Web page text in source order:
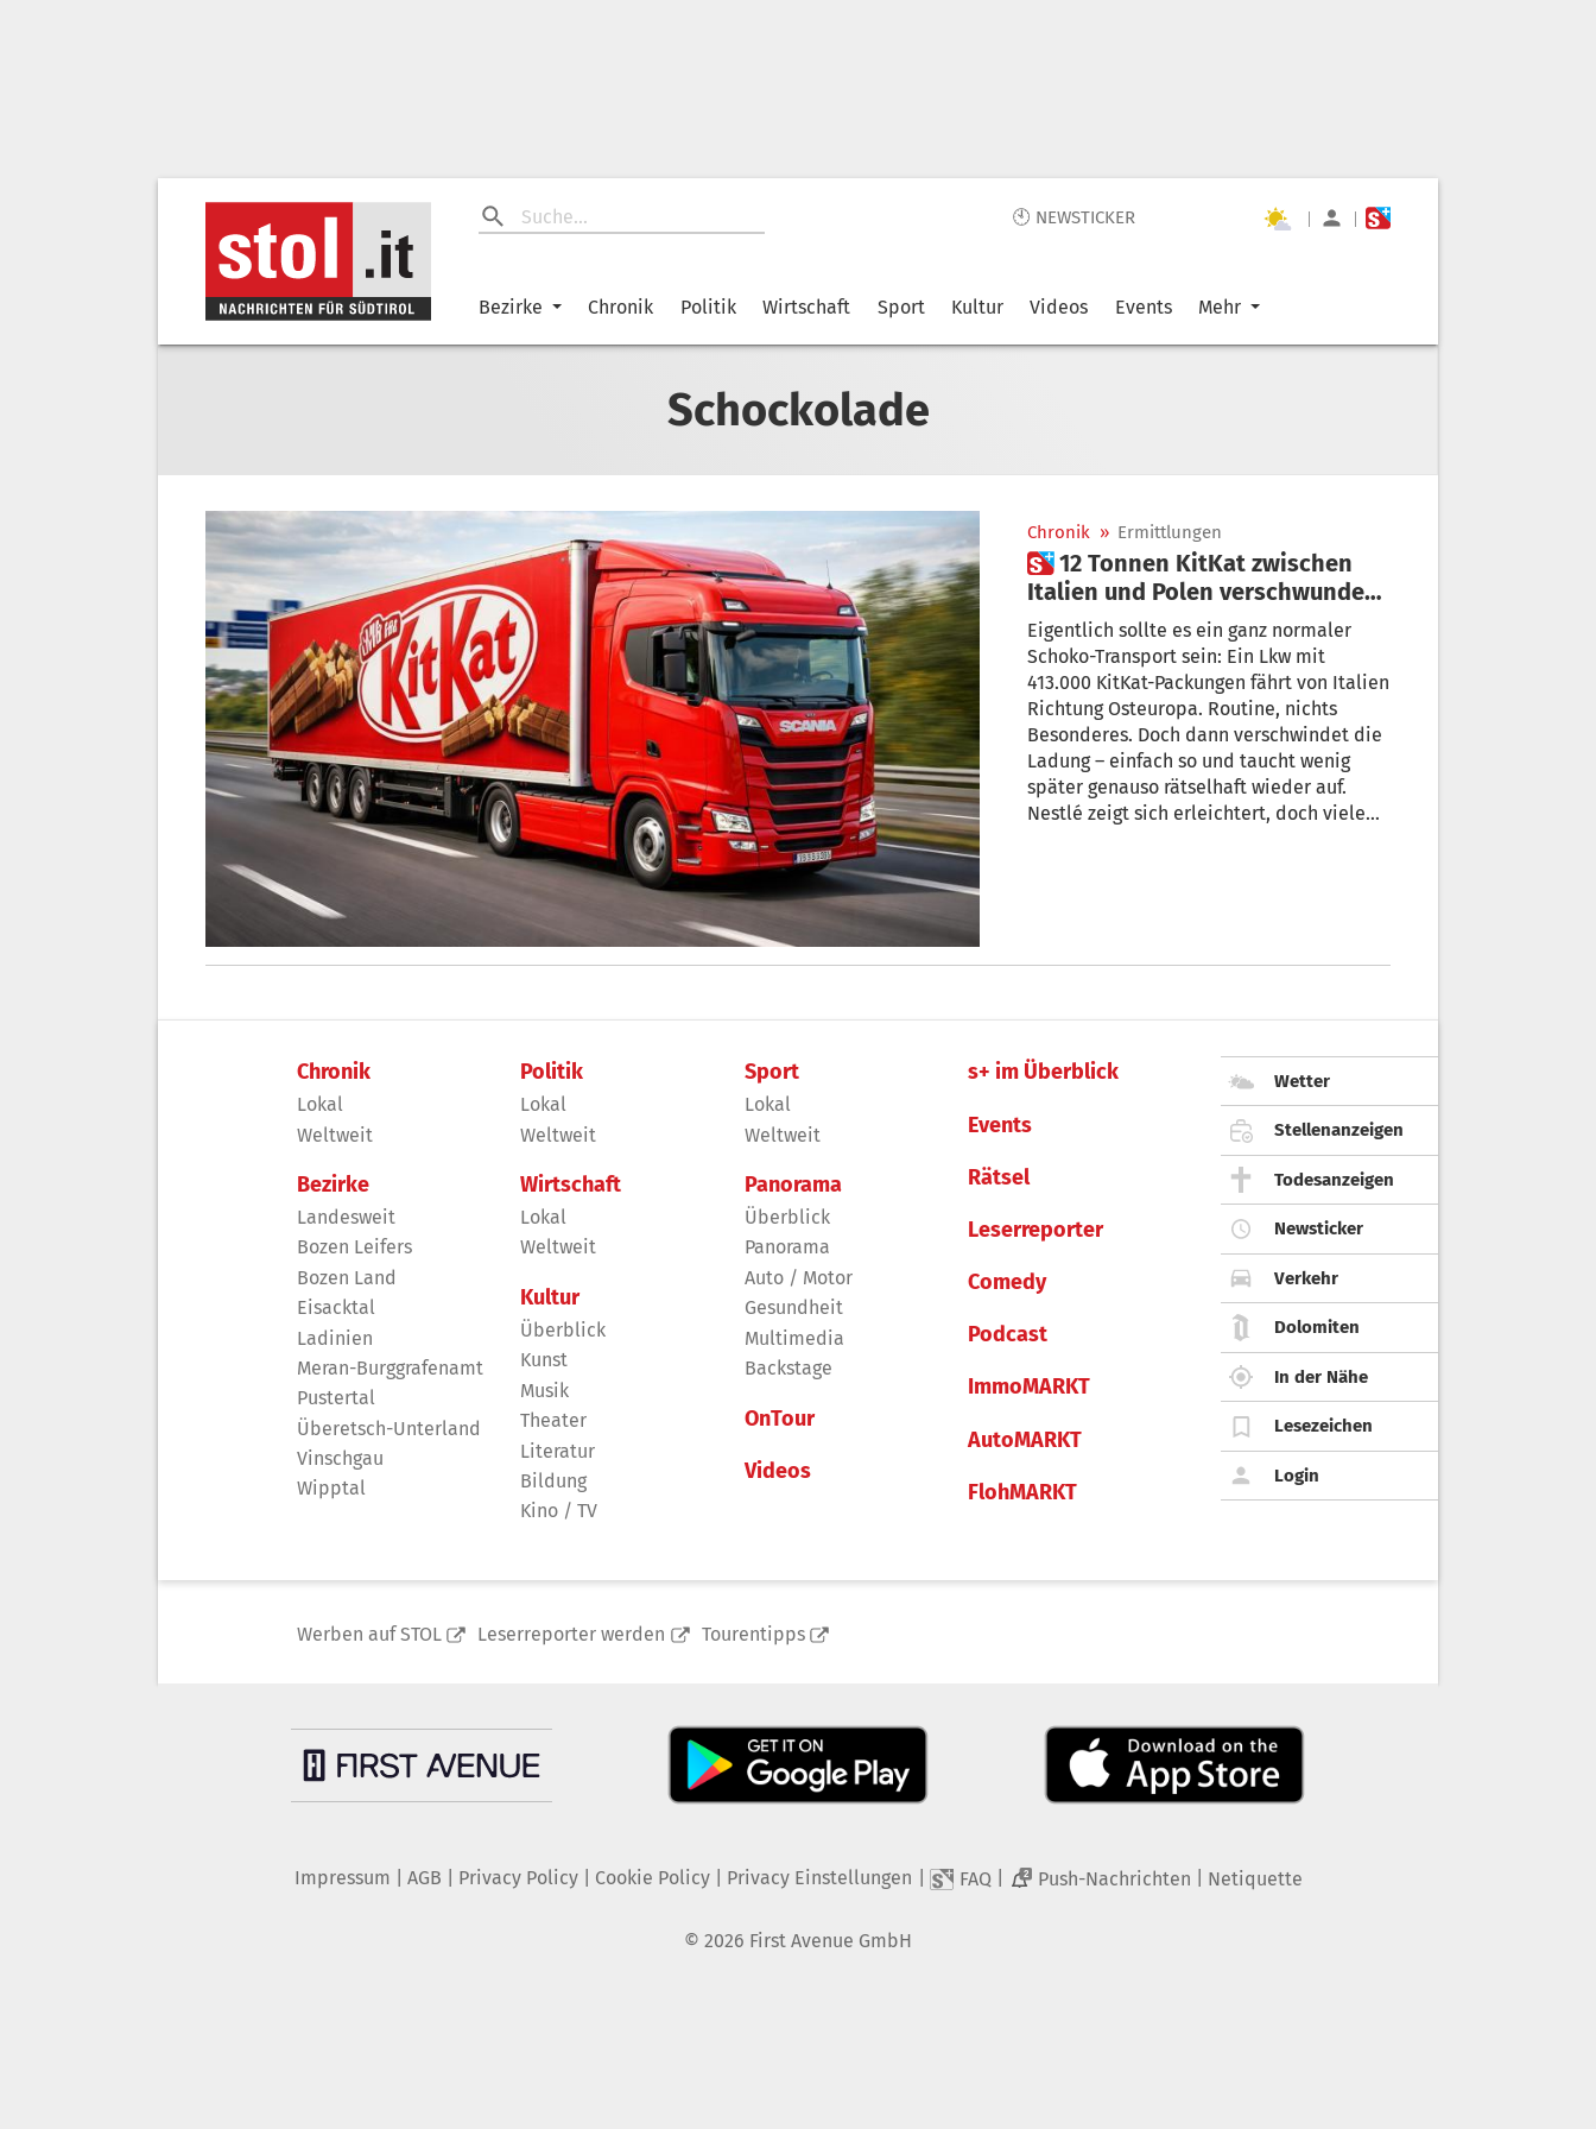
🕙 NEWSTICKER | |
Bezirke Chronik Politik Wirtschaft Sport Kultur Videos Events Mehr
Schockolade
Chronik » Ermittlungen
 12 Tonnen KitKat zwischen
Italien und Polen verschwunden:
Was war da los?
Eigentlich sollte es ein ganz normaler
Schoko-Transport sein: Ein Lkw mit
413.000 KitKat-Packungen fährt von Italien
Richtung Osteuropa. Routine, nichts
Besonderes. Doch dann verschwindet die
Ladung – einfach so und taucht wenig
später genauso rätselhaft wieder auf.
Nestlé zeigt sich erleichtert, doch viele
Chronik
Lokal
Weltweit
Bezirke
Landesweit
Bozen Leifers
Bozen Land
Eisacktal
Ladinien
Meran-Burggrafenamt
Pustertal
Überetsch-Unterland
Vinschgau
Wipptal
Politik
Lokal
Weltweit
Wirtschaft
Lokal
Weltweit
Kultur
Überblick
Kunst
Musik
Theater
Literatur
Bildung
Kino / TV
Sport
Lokal
Weltweit
Panorama
Überblick
Panorama
Auto / Motor
Gesundheit
Multimedia
Backstage
OnTour
Videos
s+ im Überblick
Events
Rätsel
Leserreporter
Comedy
Podcast
ImmoMARKT
AutoMARKT
FlohMARKT
Wetter
Stellenanzeigen
Todesanzeigen
Newsticker
Verkehr
Dolomiten
In der Nähe
Lesezeichen
Login
Werben auf STOL Leserreporter werden Tourentipps
Impressum AGB Privacy Policy| Cookie Policy| Privacy Einstellungen FAQ 2 Push-Nachrichten Netiquette
© 2026 First Avenue GmbH